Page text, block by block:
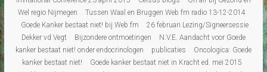
Wel regio Nijmegen
Tussen Waal en Bruggen Web fm radio 13-12-2014
Goede Kanker bestaat niet! bij Web fm
26 februari Lezing/Signeersessie
Dekker vd Vegt
Bijzondere ontmoetingen
N.V.E. Aandacht voor Goede
kanker bestaat niet! onder endocrinologen
publicaties
Oncologica: Goede
kanker bestaat niet!
Goede kanker bestaat niet in Kracht ed. mei 2015